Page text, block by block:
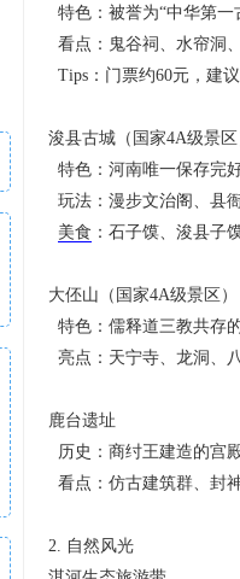
特色：被誉为“中华第
看点：鬼谷祠、水帘洞
Tips：门票约60元，建
浚县古城（国家4A级景
特色：河南唯一保存完
玩法：漫步文治阁、县
美食 ：石子馍、浚县子
大伾山（国家4A级景区）
特色：儒释道三教共存
亮点：天宁寺、龙洞、
鹿台遗址
历史：商纣王建造的宫
看点：仿古建筑群、封
2. 自然风光